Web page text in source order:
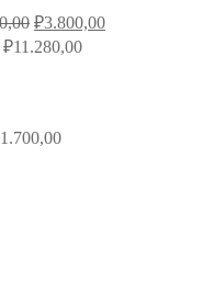
₽3.800,00
₽11.280,00
1.700,00